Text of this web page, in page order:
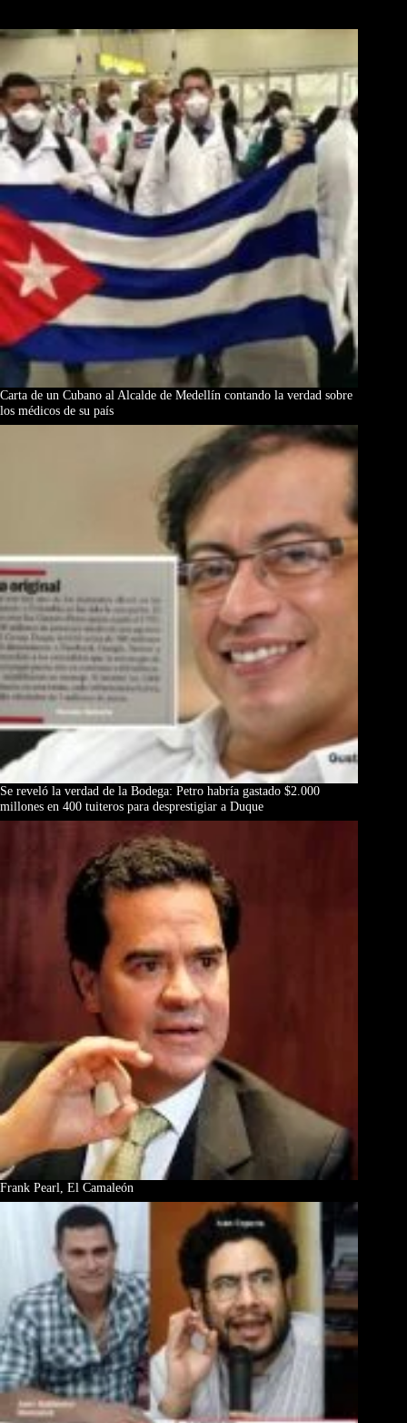
Carta de un Cubano al Alcalde de Medellín contando la verdad sobre
los médicos de su país
Se reveló la verdad de la Bodega: Petro habría gastado $2.000
millones en 400 tuiteros para desprestigiar a Duque
Frank Pearl, El Camaleón